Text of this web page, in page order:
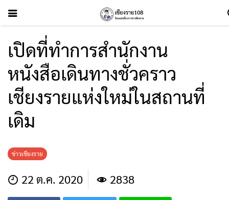
เปิดที่ทำการสำนักงาน
หนังสือเดินทางชั่วคราว
เชียงรายแห่งใหม่ในสถานที่
เดิม
ข่าวเชียงราย
22 ต.ค. 2020 2838